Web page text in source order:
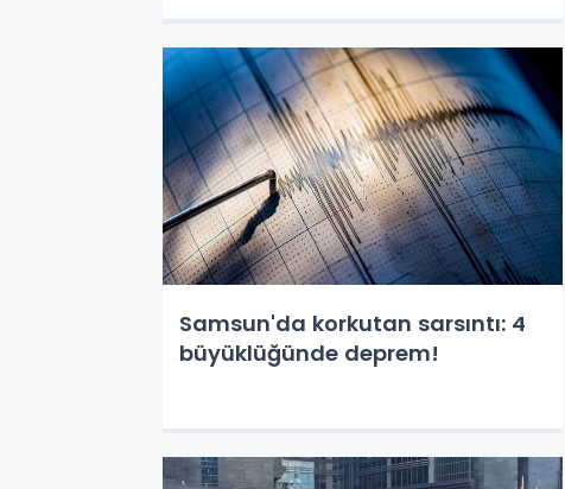
Samsun'da korkutan sarsıntı: 4
büyüklüğünde deprem!